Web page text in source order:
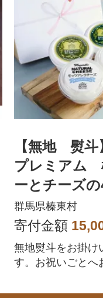
【無地 熨斗
プレミアム
ーとチーズ
ト
群馬県榛東村
寄付金額
無地熨斗をお掛け
す。お祝いごとへ
す。